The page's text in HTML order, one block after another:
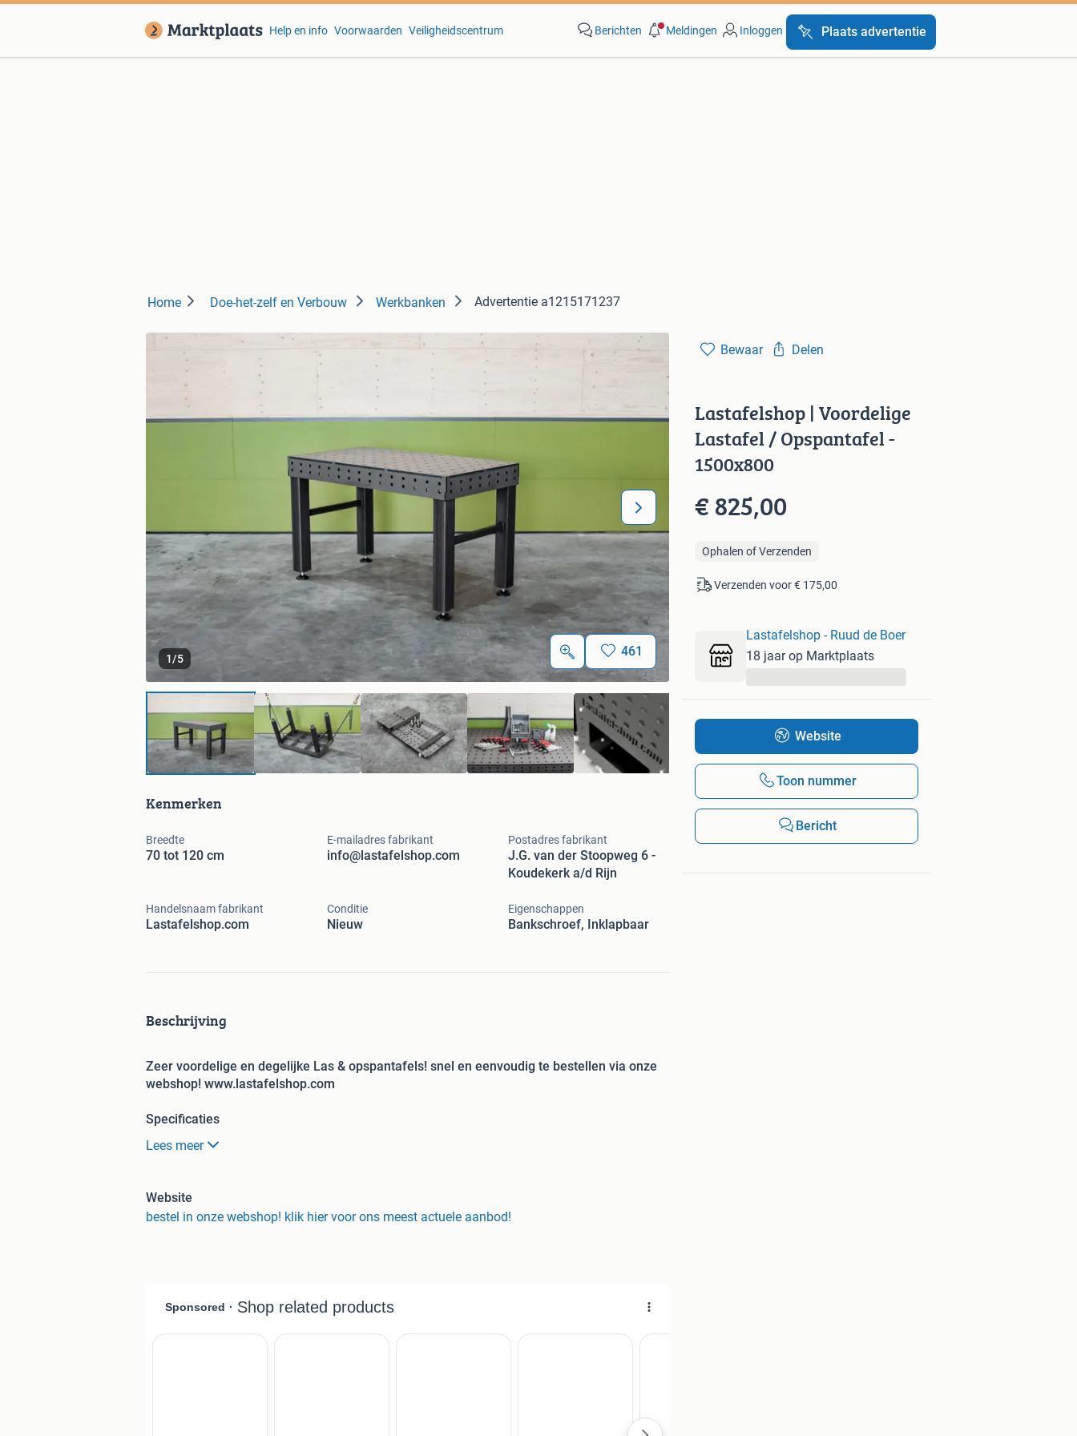
Help en info Voorwaarden Veiligheidscentrum Berichten Meldingen Inloggen Plaats advertentie
Home Doe-het-zelf en Verbouw Werkbanken Advertentie a1215171237
1/5 461
Kenmerken
Breedte
70 tot 120 cm
E-mailadres fabrikant
info@lastafelshop.com
Postadres fabrikant
J.G. van der Stoopweg 6 -
Koudekerk a/d Rijn
Handelsnaam fabrikant
Lastafelshop.com
Conditie
Nieuw
Eigenschappen
Bankschroef, Inklapbaar
Beschrijving
Zeer voordelige en degelijke Las & opspantafels! snel en eenvoudig te bestellen via onze
webshop! www.lastafelshop.com
Specificaties
Formaat 1500x800x150
Gaten rond 20 (andere gaten mogelijk)
Verstevigingsraster h.o.h. 500mm
Bouwpakket vanaf € 825,-
Compleet vanaf € 1075,-
Lees meer
Website
bestel in onze webshop! klik hier voor ons meest actuele aanbod!
Bewaar Delen
Lastafelshop | Voordelige
Lastafel / Opspantafel -
1500x800
€ 825,00
Ophalen of Verzenden
Verzenden voor € 175,00
Lastafelshop - Ruud de Boer
18 jaar op Marktplaats
Website
Toon nummer
Bericht